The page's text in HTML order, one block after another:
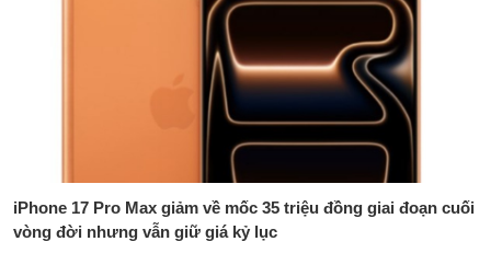
iPhone 17 Pro Max giảm về mốc 35 triệu đồng giai đoạn cuối
vòng đời nhưng vẫn giữ giá kỷ lục